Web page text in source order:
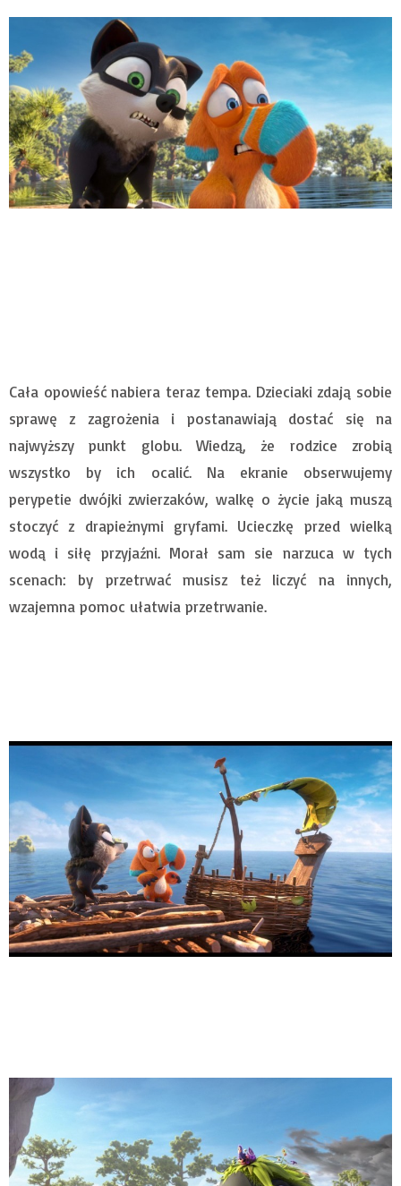
Cała opowieść nabiera teraz tempa. Dzieciaki zdają sobie
sprawę z zagrożenia i postanawiają dostać się na
najwyższy punkt globu. Wiedzą, że rodzice zrobią
wszystko by ich ocalić. Na ekranie obserwujemy
perypetie dwójki zwierzaków, walkę o życie jaką muszą
stoczyć z drapieżnymi gryfami. Ucieczkę przed wielką
wodą i siłę przyjaźni. Morał sam sie narzuca w tych
scenach: by przetrwać musisz też liczyć na innych,
wzajemna pomoc ułatwia przetrwanie.